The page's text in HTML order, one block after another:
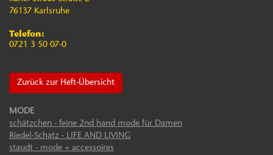
76137 Karlsruhe
Telefon:
0721 3 50 07-0
Zurück zur Heft-Übersicht
MODE
schätzchen - feine 2nd hand mode für Damen
Riedel-Schatz - LIFE AND LIVING
staudt - mode + accessoires